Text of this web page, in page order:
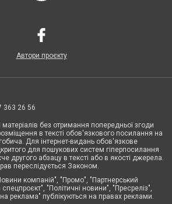
Автори проєкту
363 26 56
без отримання попередньої згоди
в тексті обов'язкового посилання на
Для інтернет-видань обов'язкове
для пошукових систем гіперпосилання
другого абзацу в тексті або в якості джерела.
переслідується Законом.
компаній", "Промо", "Партнерський
"Політичні новини", "Пресреліз",
реклама" публікуються на правах реклами.